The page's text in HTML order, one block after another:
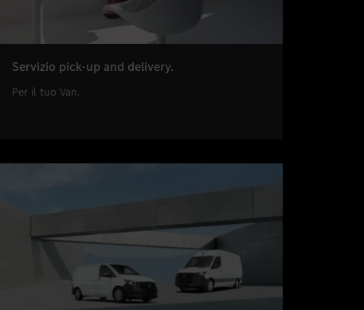
Servizio pick-up and delivery.
Per il tuo Van.